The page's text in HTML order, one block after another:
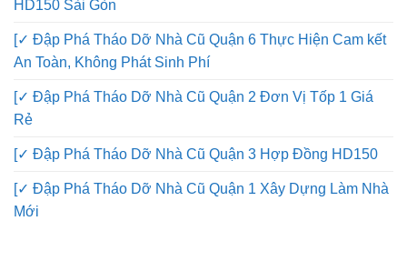
An Toàn, Không Phát Sinh Phí
[✓ Đập Phá Tháo Dỡ Nhà Cũ Quận 2 Đơn Vị Tốp 1 Giá
Rẻ
[✓ Đập Phá Tháo Dỡ Nhà Cũ Quận 1 Xây Dựng Làm Nhà
Mới